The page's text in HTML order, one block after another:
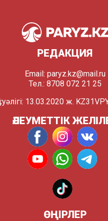
РЕДАКЦИЯ
Email: paryz.kz@mail.ru
Тел.: 8708 072 21 25
13.03.2020 ж.
ӘЛЕУМЕТТІК
ӨҢІРЛЕР